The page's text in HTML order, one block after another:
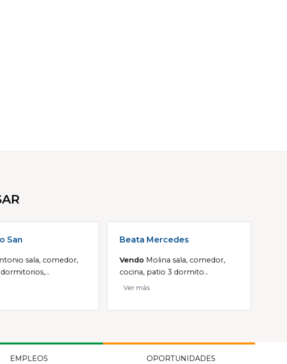
San
sala, comedor,
Beata Mercedes
Vendo Molina sala, comedor,
cocina, patio 3 dormito...
Ver más
EMPLEOS OPORTUNIDADES